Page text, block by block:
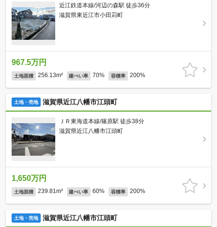
近江鉄道本線/河辺の森駅 徒歩36分
滋賀県東近江市小田苅町
967.5万円
土地面積 256.13m² 建ぺい率 70% 容積率 200%
土地・売地 滋賀県近江八幡市江頭町
ＪＲ東海道本線/篠原駅 徒歩38分
滋賀県近江八幡市江頭町
1,650万円
土地面積 239.81m² 建ぺい率 60% 容積率 200%
土地・売地 滋賀県近江八幡市江頭町